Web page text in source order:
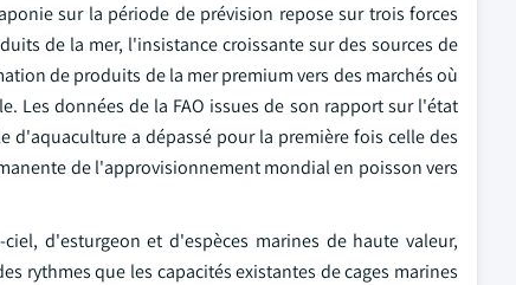
sur la période de prévision repose sur trois forces
de la mer, l'insistance croissante sur des sources de
de produits de la mer premium vers des marchés où
données de la FAO issues de son rapport sur l'état
a dépassé pour la première fois celle des
de l'approvisionnement mondial en poisson vers
d'esturgeon et d'espèces marines de haute valeur,
rythmes que les capacités existantes de cages marines